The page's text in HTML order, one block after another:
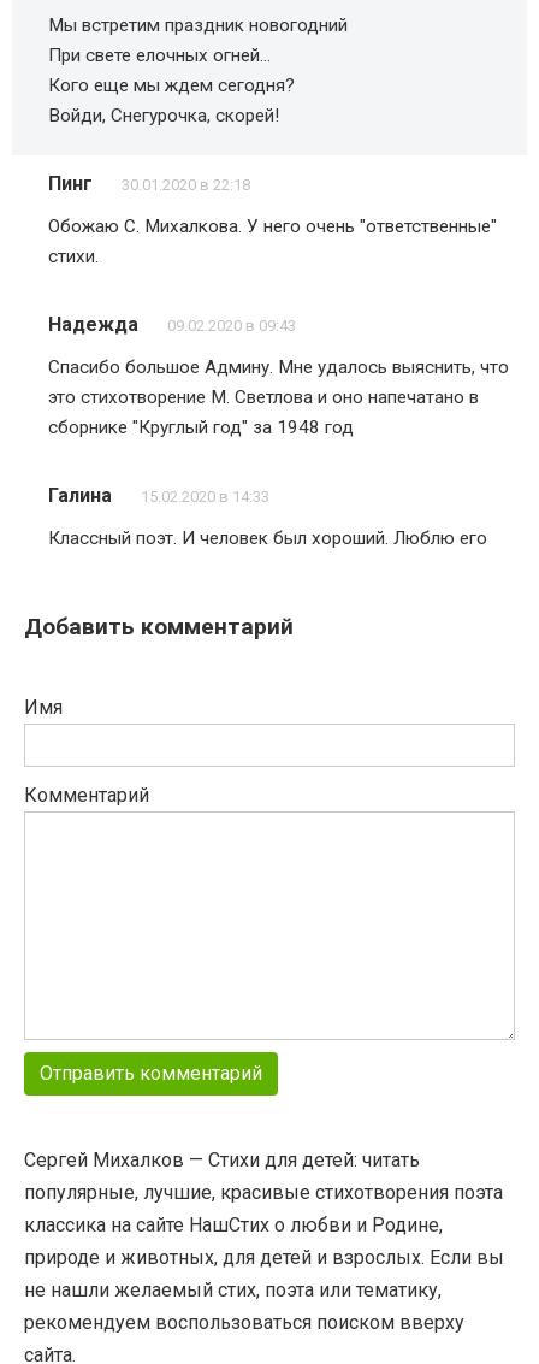
Мы встретим праздник новогодний
При свете елочных огней…
Кого еще мы ждем сегодня?
Войди, Снегурочка, скорей!
Пинг 30.01.2020 в 22:18
Обожаю С. Михалкова. У него очень "ответственные"
стихи.
Надежда 09.02.2020 в 09:43
Спасибо большое Админу. Мне удалось выяснить, что
это стихотворение М. Светлова и оно напечатано в
сборнике "Круглый год" за 1948 год
Галина 15.02.2020 в 14:33
Классный поэт. И человек был хороший. Люблю его
Добавить комментарий
Имя
Комментарий
Сергей Михалков — Стихи для детей: читать
популярные, лучшие, красивые стихотворения поэта
классика на сайте НашСтих о любви и Родине,
природе и животных, для детей и взрослых. Если вы
не нашли желаемый стих, поэта или тематику,
рекомендуем воспользоваться поиском вверху
сайта.